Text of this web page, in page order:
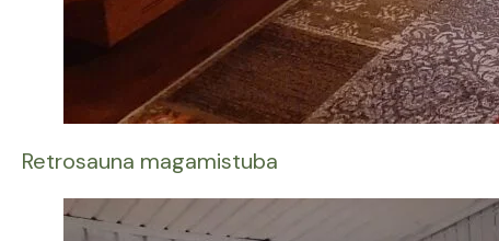
Retrosauna magamistuba